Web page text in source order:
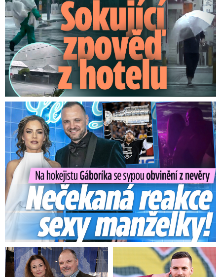
Na Gáboríka se sypou obvinění z nevěry: Reakce manželky!